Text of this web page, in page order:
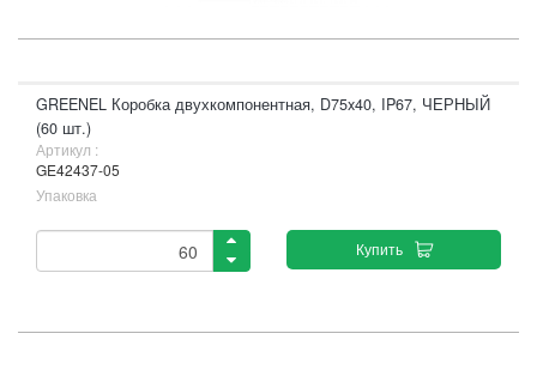
GREENEL Коробка двухкомпонентная, D75x40, IP67, ЧЕРНЫЙ
(60 шт.)
Артикул :
GE42437-05
Упаковка
Купить